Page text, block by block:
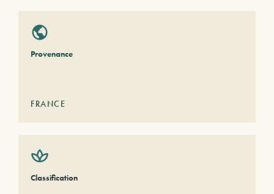
Provenance
FRANCE
Classification